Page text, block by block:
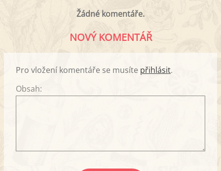
Žádné komentáře.
NOVÝ KOMENTÁŘ
Pro vložení komentáře se musíte přihlásit.
Obsah: